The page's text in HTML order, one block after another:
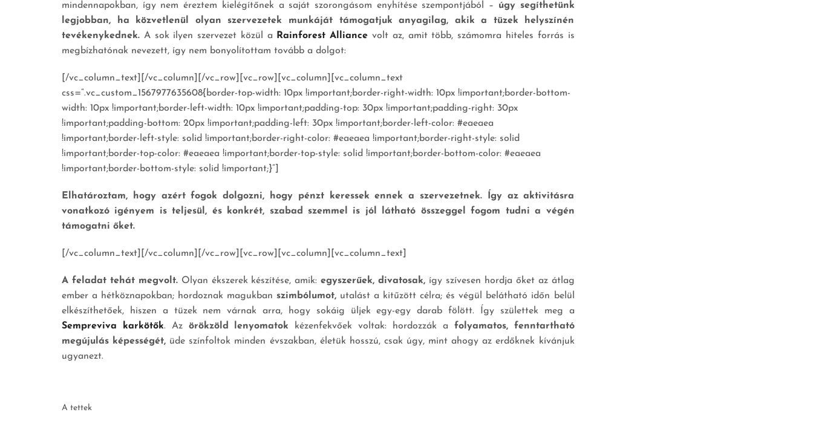
mindennapokban, így nem éreztem kielégítőnek a saját szorongásom enyhítése szempontjából – úgy segíthetünk
legjobban, ha közvetlenül olyan szervezetek munkáját támogatjuk anyagilag, akik a tüzek helyszínén
tevékenykednek. A sok ilyen szervezet közül a Rainforest Alliance volt az, amit több, számomra hiteles forrás is
megbízhatónak nevezett, így nem bonyolítottam tovább a dolgot:
[/vc_column_text][/vc_column][/vc_row][vc_row][vc_column][vc_column_text
css=”.vc_custom_1567977635608{border-top-width: 10px !important;border-right-width: 10px !important;border-bottom-
width: 10px !important;border-left-width: 10px !important;padding-top: 30px !important;padding-right: 30px
!important;padding-bottom: 20px !important;padding-left: 30px !important;border-left-color: #eaeaea
!important;border-left-style: solid !important;border-right-color: #eaeaea !important;border-right-style: solid
!important;border-top-color: #eaeaea !important;border-top-style: solid !important;border-bottom-color: #eaeaea
!important;border-bottom-style: solid !important;}”]
Elhatároztam, hogy azért fogok dolgozni, hogy pénzt keressek ennek a szervezetnek. Így az aktivitásra
vonatkozó igényem is teljesül, és konkrét, szabad szemmel is jól látható összeggel fogom tudni a végén
támogatni őket.
[/vc_column_text][/vc_column][/vc_row][vc_row][vc_column][vc_column_text]
A feladat tehát megvolt.Olyan ékszerek készítése, amik:egyszerűek, divatosak, így szívesen hordja őket az átlag
ember a hétköznapokban; hordoznak magukban szimbólumot, utalást a kitűzött célra; és végül belátható időn belül
elkészíthetőek, hiszen a tüzek nem várnak arra, hogy sokáig üljek egy-egy darab fölött. Így születtek meg a
Sempreviva karkötők. Az örökzöld lenyomatok kézenfekvőek voltak: hordozzák a folyamatos, fenntartható
megújulás képességét, üde színfoltok minden évszakban, életük hosszú, csak úgy, mint ahogy az erdőknek kívánjuk
ugyanezt.
A tettek